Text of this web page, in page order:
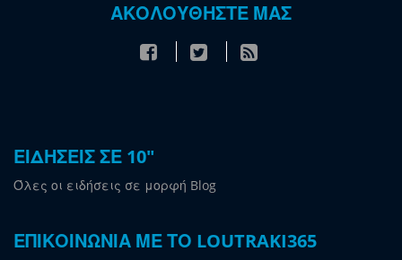
ΑΚΟΛΟΥΘΗΣΤΕ ΜΑΣ
ΕΙΔΗΣΕΙΣ ΣΕ 10"
Όλες οι ειδήσεις σε μορφή Blog
ΕΠΙΚΟΙΝΩΝΙΑ ΜΕ ΤΟ LOUTRAKI365